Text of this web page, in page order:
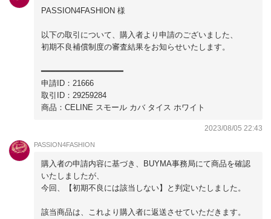
PASSION4FASHION 様
以下の取引について、購入者より申請のございました、
初期不良補償制度の審査結果をお知らせいたします。
━━━━━━━━━━━━━━━━━
申請ID：21666
取引ID：29259284
商品：CELINE スモール カバ タイス ホワイト
2023/08/05 22:43
PASSION4FASHION
購入者の申請内容に基づき、BUYMA事務局にて商品を確認
いたしましたが、
今回、【初期不良には該当しない】と判定いたしました。
該当商品は、これより購入者に返送させていただきます。